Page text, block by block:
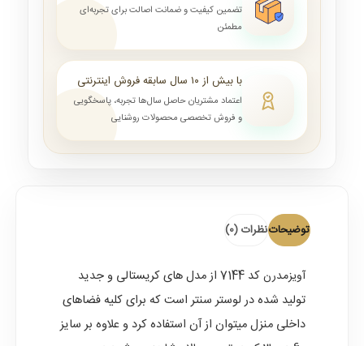
تضمین کیفیت و ضمانت اصالت برای تجربه‌ای
مطمئن
با بیش از ۱۰ سال سابقه فروش اینترنتی
اعتماد مشتریان حاصل سال‌ها تجربه، پاسخگویی
و فروش تخصصی محصولات روشنایی
توضیحاتنظرات (0)
آویزمدرن
کد 7144 از مدل های کریستالی و جدید
تولید شده در لوستر سنتر است که برای کلیه فضاهای
داخلی منزل میتوان از آن استفاده کرد و علاوه بر سایز